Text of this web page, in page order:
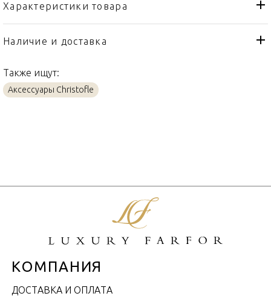
Характеристики товара
Тип товара
Статуэтка
Бренд
Страна производителя
Материал
Наличие и доставка
Также ищут:
Аксессуары Christofle
КОМПАНИЯ
ДОСТАВКА И ОПЛАТА